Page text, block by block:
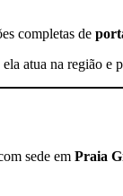
completas de
atua na região e
sede em Praia